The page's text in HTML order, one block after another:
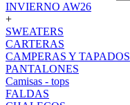
INVIERNO AW26
+
SWEATERS
CARTERAS
CAMPERAS Y TAPADOS
PANTALONES
Camisas - tops
FALDAS